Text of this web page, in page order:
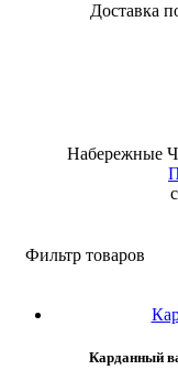
Доставка
Набережные
Фильтр товаров
Карданный